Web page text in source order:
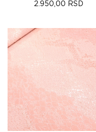
2.950,00 RSD